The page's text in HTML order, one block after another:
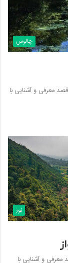
چالوس
معرفی و آشنایی با
نور
معرفی و آشنایی با